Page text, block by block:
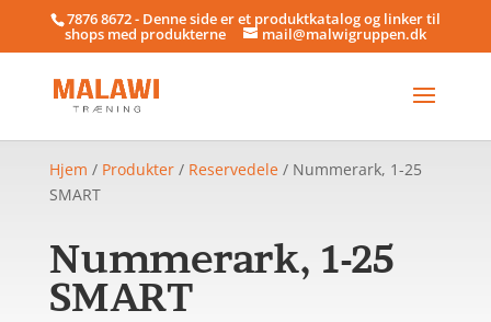
7876 8672 - Denne side er et produktkatalog og linker til
shops med produkterne mail@malwigruppen.dk
Hjem / Produkter/ Reservedele/ Nummerark, 1-25
SMART
Nummerark, 1-25
SMART